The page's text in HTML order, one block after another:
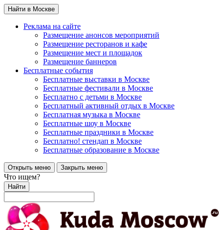
Найти в Москве
Реклама на сайте
Размещение анонсов мероприятий
Размещение ресторанов и кафе
Размещение мест и площадок
Размещение баннеров
Бесплатные события
Бесплатные выставки в Москве
Бесплатные фестивали в Москве
Бесплатно с детьми в Москве
Бесплатный активный отдых в Москве
Бесплатная музыка в Москве
Бесплатные шоу в Москве
Бесплатные праздники в Москве
Бесплатно! стендап в Москве
Бесплатные образование в Москве
Открыть меню Закрыть меню
Что ищем?
Найти